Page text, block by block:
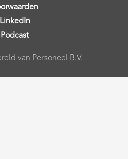
LinkedIn
Podcast
van Personeel B.V.